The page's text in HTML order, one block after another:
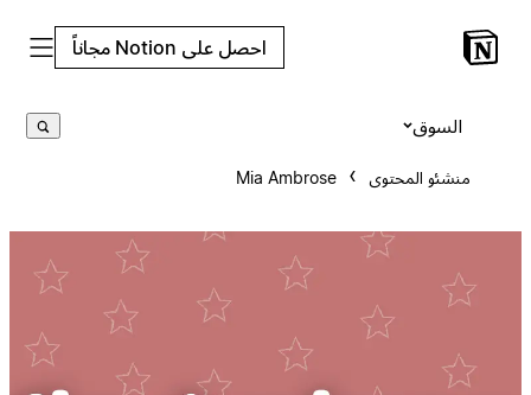
احصل على Notion مجاناً
منشئو المحتوى Mia Ambrose